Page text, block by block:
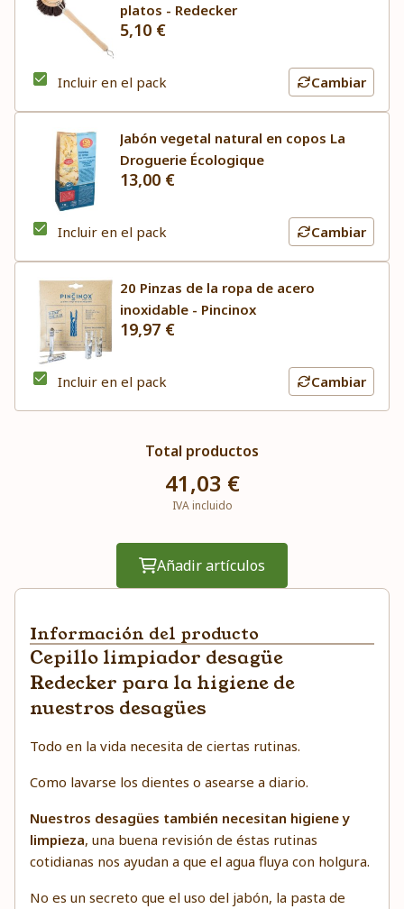
platos - Redecker
5,10 €
Incluir en el pack Cambiar
Jabón vegetal natural en copos La
Droguerie Écologique
13,00 €
Incluir en el pack Cambiar
20 Pinzas de la ropa de acero
inoxidable - Pincinox
19,97 €
Incluir en el pack Cambiar
Total productos
41,03 €
IVA incluido
Añadir artículos
Información del producto
Cepillo limpiador desagüe
Redecker para la higiene de
nuestros desagües
Todo en la vida necesita de ciertas rutinas.
Como lavarse los dientes o asearse a diario.
Nuestros desagües también necesitan higiene y
limpieza, una buena revisión de éstas rutinas
cotidianas nos ayudan a que el agua fluya con holgura.
No es un secreto que el uso del jabón, la pasta de